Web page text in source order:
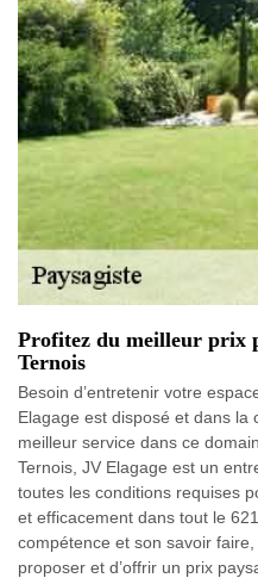
Profitez du meilleur prix
Ternois
Besoin d’entretenir votre
Elagage est disposé et dans la
meilleur service dans ce
Ternois, JV Elagage est un
toutes les conditions requises
et efficacement dans tout le
compétence et son savoir faire,
proposer et d’offrir un prix